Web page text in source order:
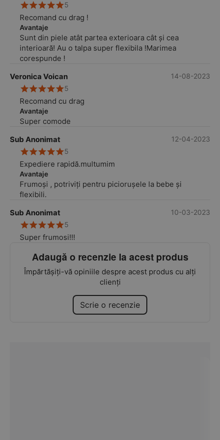
5
Recomand cu drag !
Avantaje
Sunt din piele atât partea exterioara cât și cea
interioară! Au o talpa super flexibila !Marimea
corespunde !
Veronica Voican
14-08-2023
5
Recomand cu drag
Avantaje
Super comode
Sub Anonimat
12-04-2023
5
Expediere rapidă.multumim
Avantaje
Frumoși , potriviți pentru piciorușele la bebe și
flexibili.
Sub Anonimat
10-03-2023
5
Super frumosi!!!
Adaugă o recenzie la acest produs
Împărtășiți-vă opiniile despre acest produs cu alți
clienți
Scrie o recenzie